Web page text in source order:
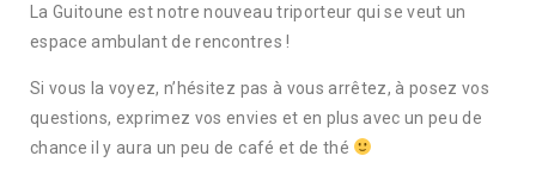
La Guitoune est notre nouveau triporteur qui se veut un
espace ambulant de rencontres !
Si vous la voyez, n’hésitez pas à vous arrêtez, à posez vos
questions, exprimez vos envies et en plus avec un peu de
chance il y aura un peu de café et de thé